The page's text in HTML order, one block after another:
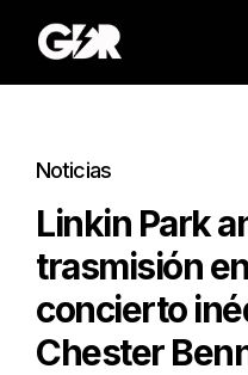
Noticias
Linkin Park
trasmisión
concierto
Chester